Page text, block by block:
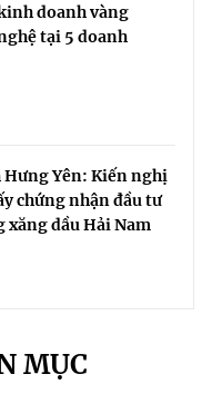
doanh vàng
tại 5 doanh
Yên: Kiến nghị
chứng nhận đầu tư
xăng dầu Hải Nam
MỤC